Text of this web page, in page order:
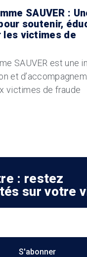
SAUVER :
soutenir,
victimes de
SAUVER est une
et
victimes de fraude
: restez
sur votre
S'abonner